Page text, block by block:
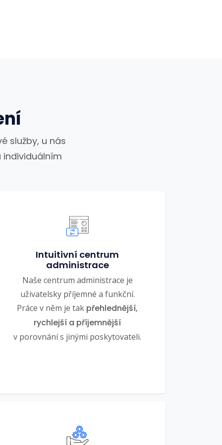
služby, u nás
Intuitivní centrum
administrace
Naše centrum administrace je
uživatelsky příjemné a funkční.
Práce v něm je tak přehlednější,
rychlejší a příjemnější
v porovnání s jinými poskytovateli.